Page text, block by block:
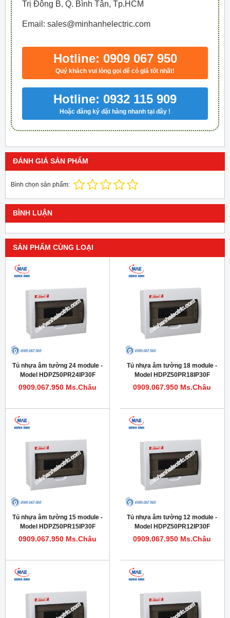
Trị Đông B, Q. Bình Tân, Tp.HCM
Email: sales@minhanhelectric.com
Hotline: 0909 067 950
Quý khách vui lòng gọi để có giá tốt nhất!
Hotline: 0932 115 909
Hoặc đăng ký đặt hàng nhanh tại đây !
ĐÁNH GIÁ SẢN PHẨM
Bình chọn sản phẩm:
BÌNH LUẬN
SẢN PHẨM CÙNG LOẠI
Tủ nhựa âm tường 24 module -
Model HDPZ50PR24IP30F
0909.067.950 Ms.Châu
Tủ nhựa âm tường 18 module -
Model HDPZ50PR18IP30F
0909.067.950 Ms.Châu
Tủ nhựa âm tường 15 module -
Model HDPZ50PR15IP30F
0909.067.950 Ms.Châu
Tủ nhựa âm tường 12 module -
Model HDPZ50PR12IP30F
0909.067.950 Ms.Châu